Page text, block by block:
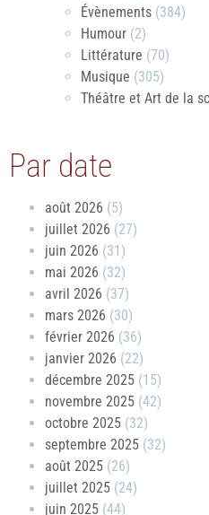
Évènements (384)
Humour (2)
Littérature (70)
Musique (305)
Théâtre et Art de la
Par date
août 2026 (5)
juillet 2026 (27)
juin 2026 (31)
mai 2026 (32)
avril 2026 (37)
mars 2026 (30)
février 2026 (36)
janvier 2026 (22)
décembre 2025 (15)
novembre 2025 (42)
octobre 2025 (32)
septembre 2025 (32)
août 2025 (26)
juillet 2025 (24)
juin 2025 (44)